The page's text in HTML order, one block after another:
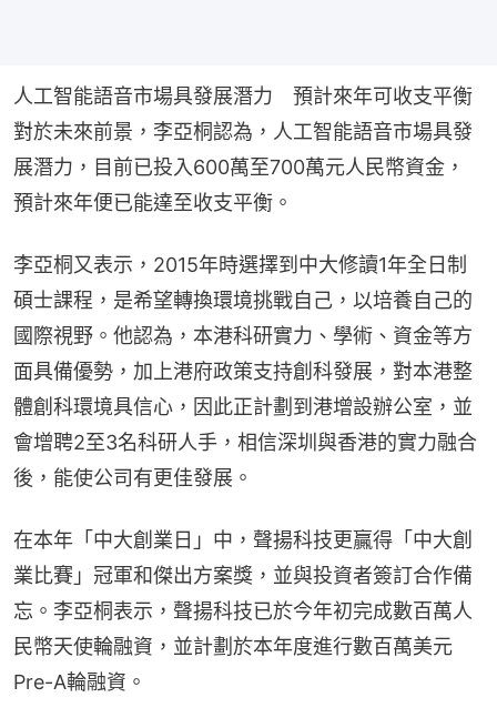
人工智能語音市場具發展潛力　預計來年可收支平衡
對於未來前景，李亞桐認為，人工智能語音市場具發
展潛力，目前已投入600萬至700萬元人民幣資金，
預計來年便已能達至收支平衡。
李亞桐又表示，2015年時選擇到中大修讀1年全日制
碩士課程，是希望轉換環境挑戰自己，以培養自己的
國際視野。他認為，本港科研實力、學術、資金等方
面具備優勢，加上港府政策支持創科發展，對本港整
體創科環境具信心，因此正計劃到港增設辦公室，並
會增聘2至3名科研人手，相信深圳與香港的實力融合
後，能使公司有更佳發展。
在本年「中大創業日」中，聲揚科技更贏得「中大創
業比賽」冠軍和傑出方案獎，並與投資者簽訂合作備
忘。李亞桐表示，聲揚科技已於今年初完成數百萬人
民幣天使輪融資，並計劃於本年度進行數百萬美元
Pre-A輪融資。